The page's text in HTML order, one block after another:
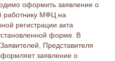
оформить заявление о
работнику МФЦ на
регистрации акта
форме. В
Представителя
заявление о